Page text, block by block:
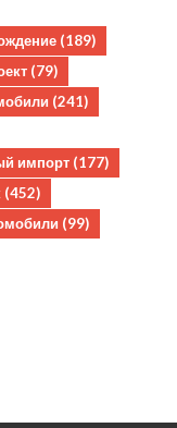
(189)
(79)
(241)
импорт (177)
(452)
(99)